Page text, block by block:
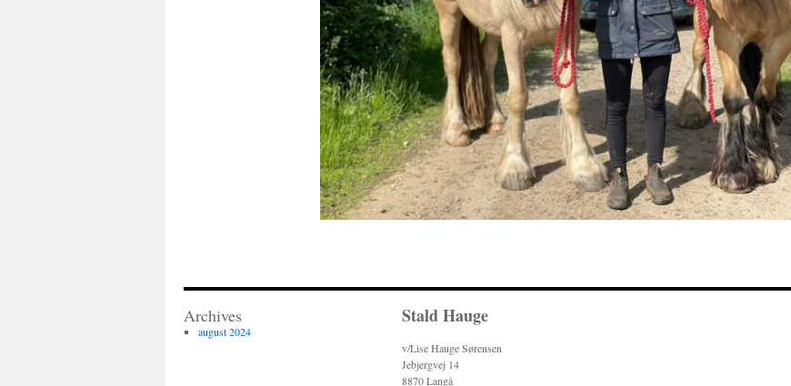
Archives
august 2024
Stald Hauge
v/Lise Hauge Sørensen
Jebjergvej 14
8870 Langå